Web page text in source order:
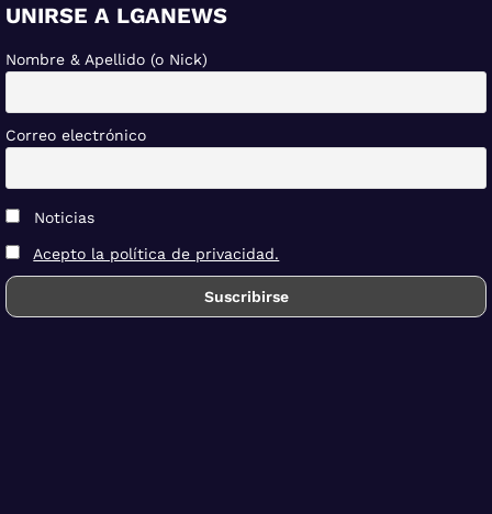
UNIRSE A LGANEWS
Nombre & Apellido (o Nick)
Correo electrónico
Noticias
Acepto la política de privacidad.